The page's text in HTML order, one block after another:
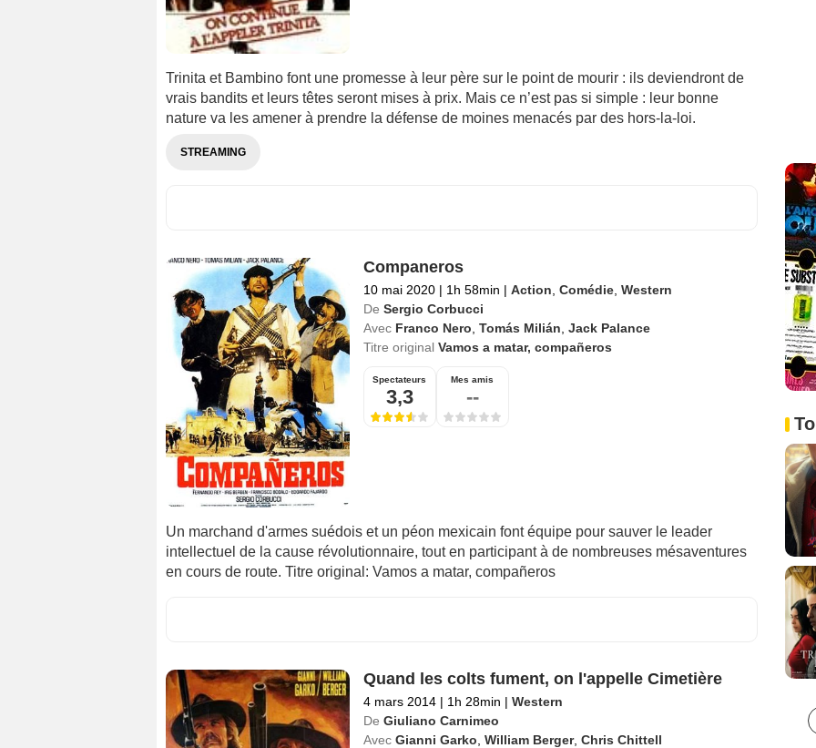
Trinita et Bambino font une promesse à leur père sur le point de mourir : ils deviendront de
vrais bandits et leurs têtes seront mises à prix. Mais ce n’est pas si simple : leur bonne
nature va les amener à prendre la défense de moines menacés par des hors-la-loi.
STREAMING
Companeros
10 mai 2020 | 1h 58min | Action, Comédie, Western
De Sergio Corbucci
Avec Franco Nero, Tomás Milián, Jack Palance
Titre original Vamos a matar, compañeros
Spectateurs
3,3
Mes amis
--
Un marchand d'armes suédois et un péon mexicain font équipe pour sauver le leader
intellectuel de la cause révolutionnaire, tout en participant à de nombreuses mésaventures
en cours de route. Titre original: Vamos a matar, compañeros
Quand les colts fument, on l'appelle Cimetière
4 mars 2014 | 1h 28min | Western
De Giuliano Carnimeo
Avec Gianni Garko William Berger, Chris Chittell